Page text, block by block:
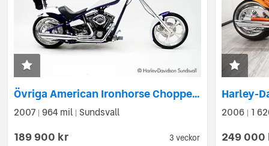
3 veckor
Övriga American Ironhorse Chopper *Hemleverans*
2007 964 mil Sundsvall
189 900 kr
2006 1
249 000